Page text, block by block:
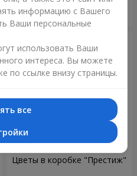
Заказать
Цветы в коробке "Престиж"
информацию с Вашего
Ваши персональные
использовать Ваши
интереса. Вы можете
по ссылке внизу страницы.
все